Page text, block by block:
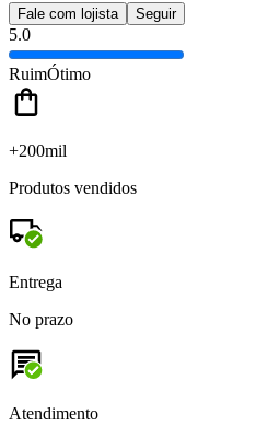
Fale com lojista Seguir
5.0
RuimÓtimo
+200mil
Produtos vendidos
Entrega
No prazo
Atendimento